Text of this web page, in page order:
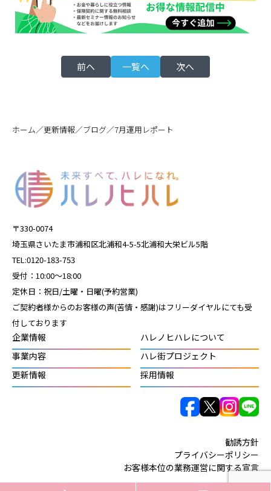
前へ 一覧へ 次へ
ホーム／更新情報／ブログ／7月運用レポート
〒330-0074
埼玉県さいたま市浦和区北浦和4-5-5北浦和大栄ビル5階
TEL:0120-183-753
受付：10:00～18:00
定休日：祝日/土曜・日曜(予約営業)
ご契約者様からのお客様の声(苦情・感謝)はフリーダイヤルにても受
付しております
企業情報
ハレノヒハレについて
事業内容
ハレ街プロジェクト
更新情報
採用情報
勧誘方針
プライバシーポリシー
お客様本位の業務運営に関する宣言